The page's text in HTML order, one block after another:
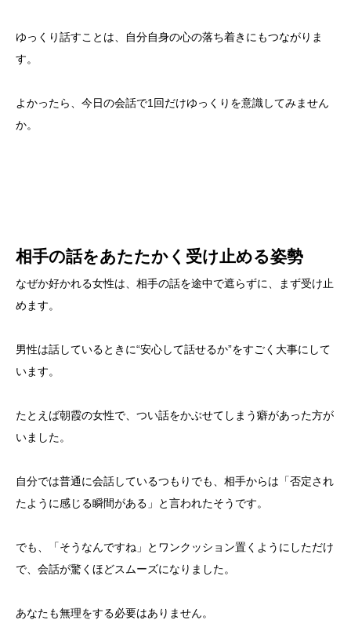
ゆっくり話すことは、自分自身の心の落ち着きにもつながりま
す。
よかったら、今日の会話で1回だけゆっくりを意識してみません
か。
相手の話をあたたかく受け止める姿勢
なぜか好かれる女性は、相手の話を途中で遮らずに、まず受け止
めます。
男性は話しているときに“安心して話せるか”をすごく大事にして
います。
たとえば朝霞の女性で、つい話をかぶせてしまう癖があった方が
いました。
自分では普通に会話しているつもりでも、相手からは「否定され
たように感じる瞬間がある」と言われたそうです。
でも、「そうなんですね」とワンクッション置くようにしただけ
で、会話が驚くほどスムーズになりました。
あなたも無理をする必要はありません。